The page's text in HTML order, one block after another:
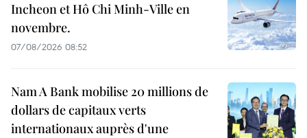
Incheon et Hô Chi Minh-Ville en
novembre.
07/08/2026 08:52
Nam A Bank mobilise 20 millions de
dollars de capitaux verts
internationaux auprès d'une